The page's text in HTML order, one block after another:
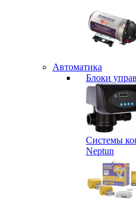
Автоматика
Блоки
Системы
Neptun